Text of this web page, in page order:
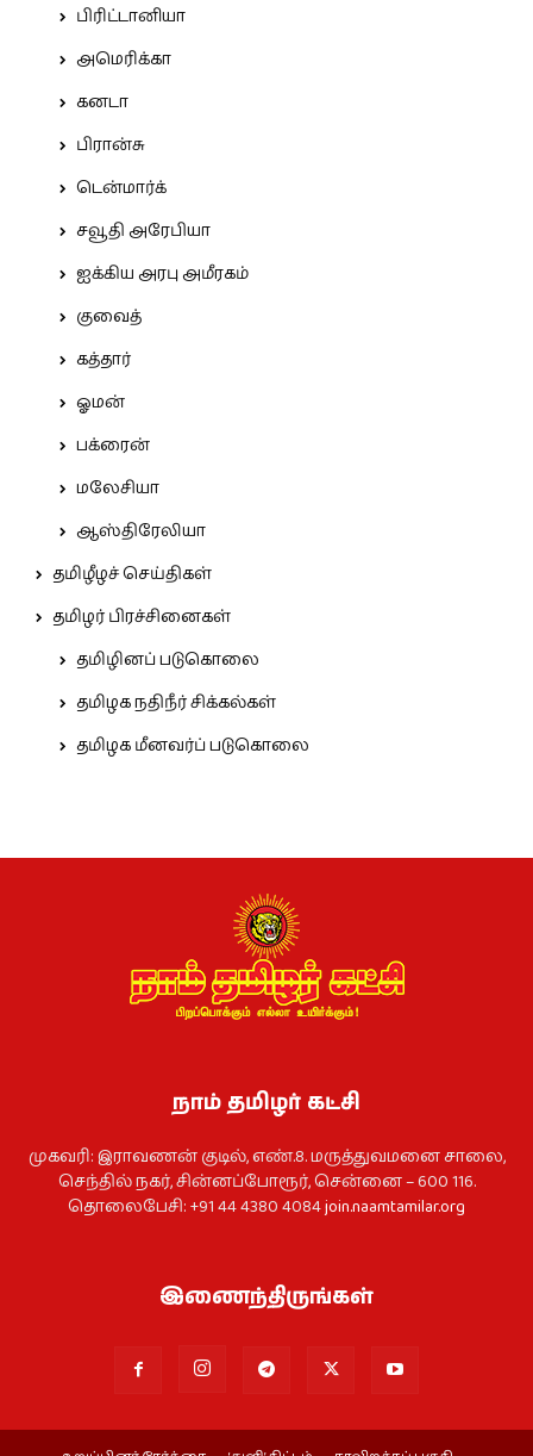
பிரிட்டானியா
அமெரிக்கா
கனடா
பிரான்சு
டென்மார்க்
சவூதி அரேபியா
ஐக்கிய அரபு அமீரகம்
குவைத்
கத்தார்
ஓமன்
பக்ரைன்
மலேசியா
ஆஸ்திரேலியா
தமிழீழச் செய்திகள்
தமிழர் பிரச்சினைகள்
தமிழினப் படுகொலை
தமிழக நதிநீர் சிக்கல்கள்
தமிழக மீனவர்ப் படுகொலை
நாம் தமிழர் கட்சி
முகவரி: இராவணன் குடில், எண்.8. மருத்துவமனை சாலை,
செந்தில் நகர், சின்னப்போரூர், சென்னை – 600 116.
தொலைபேசி: +91 44 4380 4084join.naamtamilar.org
இணைந்திருங்கள்